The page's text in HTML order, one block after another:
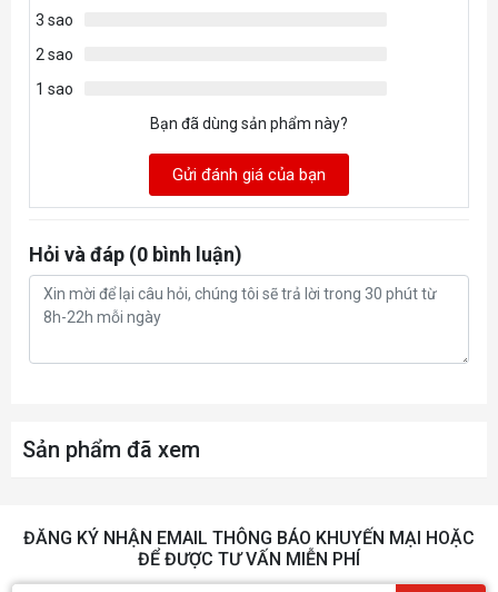
Ổ cứng
MicroSD card reader
Công
nghệ
hình
1080), 10-finger multi-touch support
mạng
802.11ac ; Bluetooth
3 sao
2 sao
1 sao
Bạn đã dùng sản phẩm này?
Gửi đánh giá của bạn
Hỏi và đáp (0 bình luận)
Sản phẩm đã xem
ĐĂNG KÝ NHẬN EMAIL THÔNG BÁO KHUYẾN MẠI HOẶC
ĐỂ ĐƯỢC TƯ VẤN MIỄN PHÍ